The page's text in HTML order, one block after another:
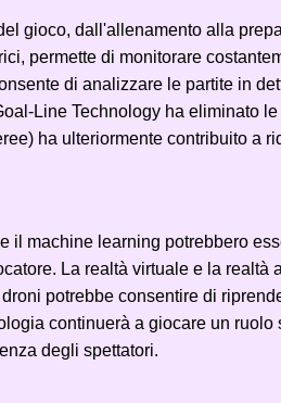
gioco, dall'allenamento alla
permette di monitorare
di analizzare le partite in
Line Technology ha eliminato
ha ulteriormente contribuito a
il machine learning potrebbero
La realtà virtuale e la realtà
potrebbe consentire di
continuerà a giocare un ruolo
degli spettatori.